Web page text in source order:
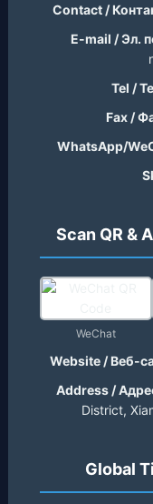
Contact /
E-mail / Эл.
Tel /
Fax /
WhatsApp/
Scan QR &
WeChat
Website / Веб-
Address /
District,
Global